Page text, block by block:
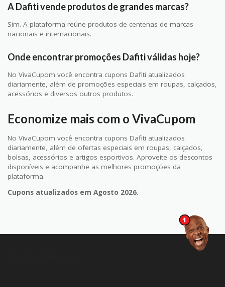
A Dafiti vende produtos de grandes marcas?
Sim. A plataforma reúne produtos de centenas de marcas
nacionais e internacionais.
Onde encontrar promoções Dafiti válidas hoje?
No VivaCupom você encontra cupons Dafiti atualizados
diariamente, além de promoções especiais em roupas, calçados,
acessórios e diversos outros produtos.
Economize mais com o VivaCupom
No VivaCupom você encontra cupons Dafiti atualizados
diariamente, além de ofertas especiais em roupas, calçados,
bolsas, acessórios e artigos esportivos. Aproveite os descontos
disponíveis e acompanhe as melhores promoções da
plataforma.
Cupons atualizados em Agosto 2026.